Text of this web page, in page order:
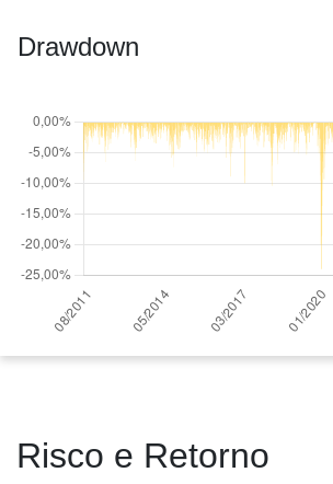
Drawdown
Risco e Retorno